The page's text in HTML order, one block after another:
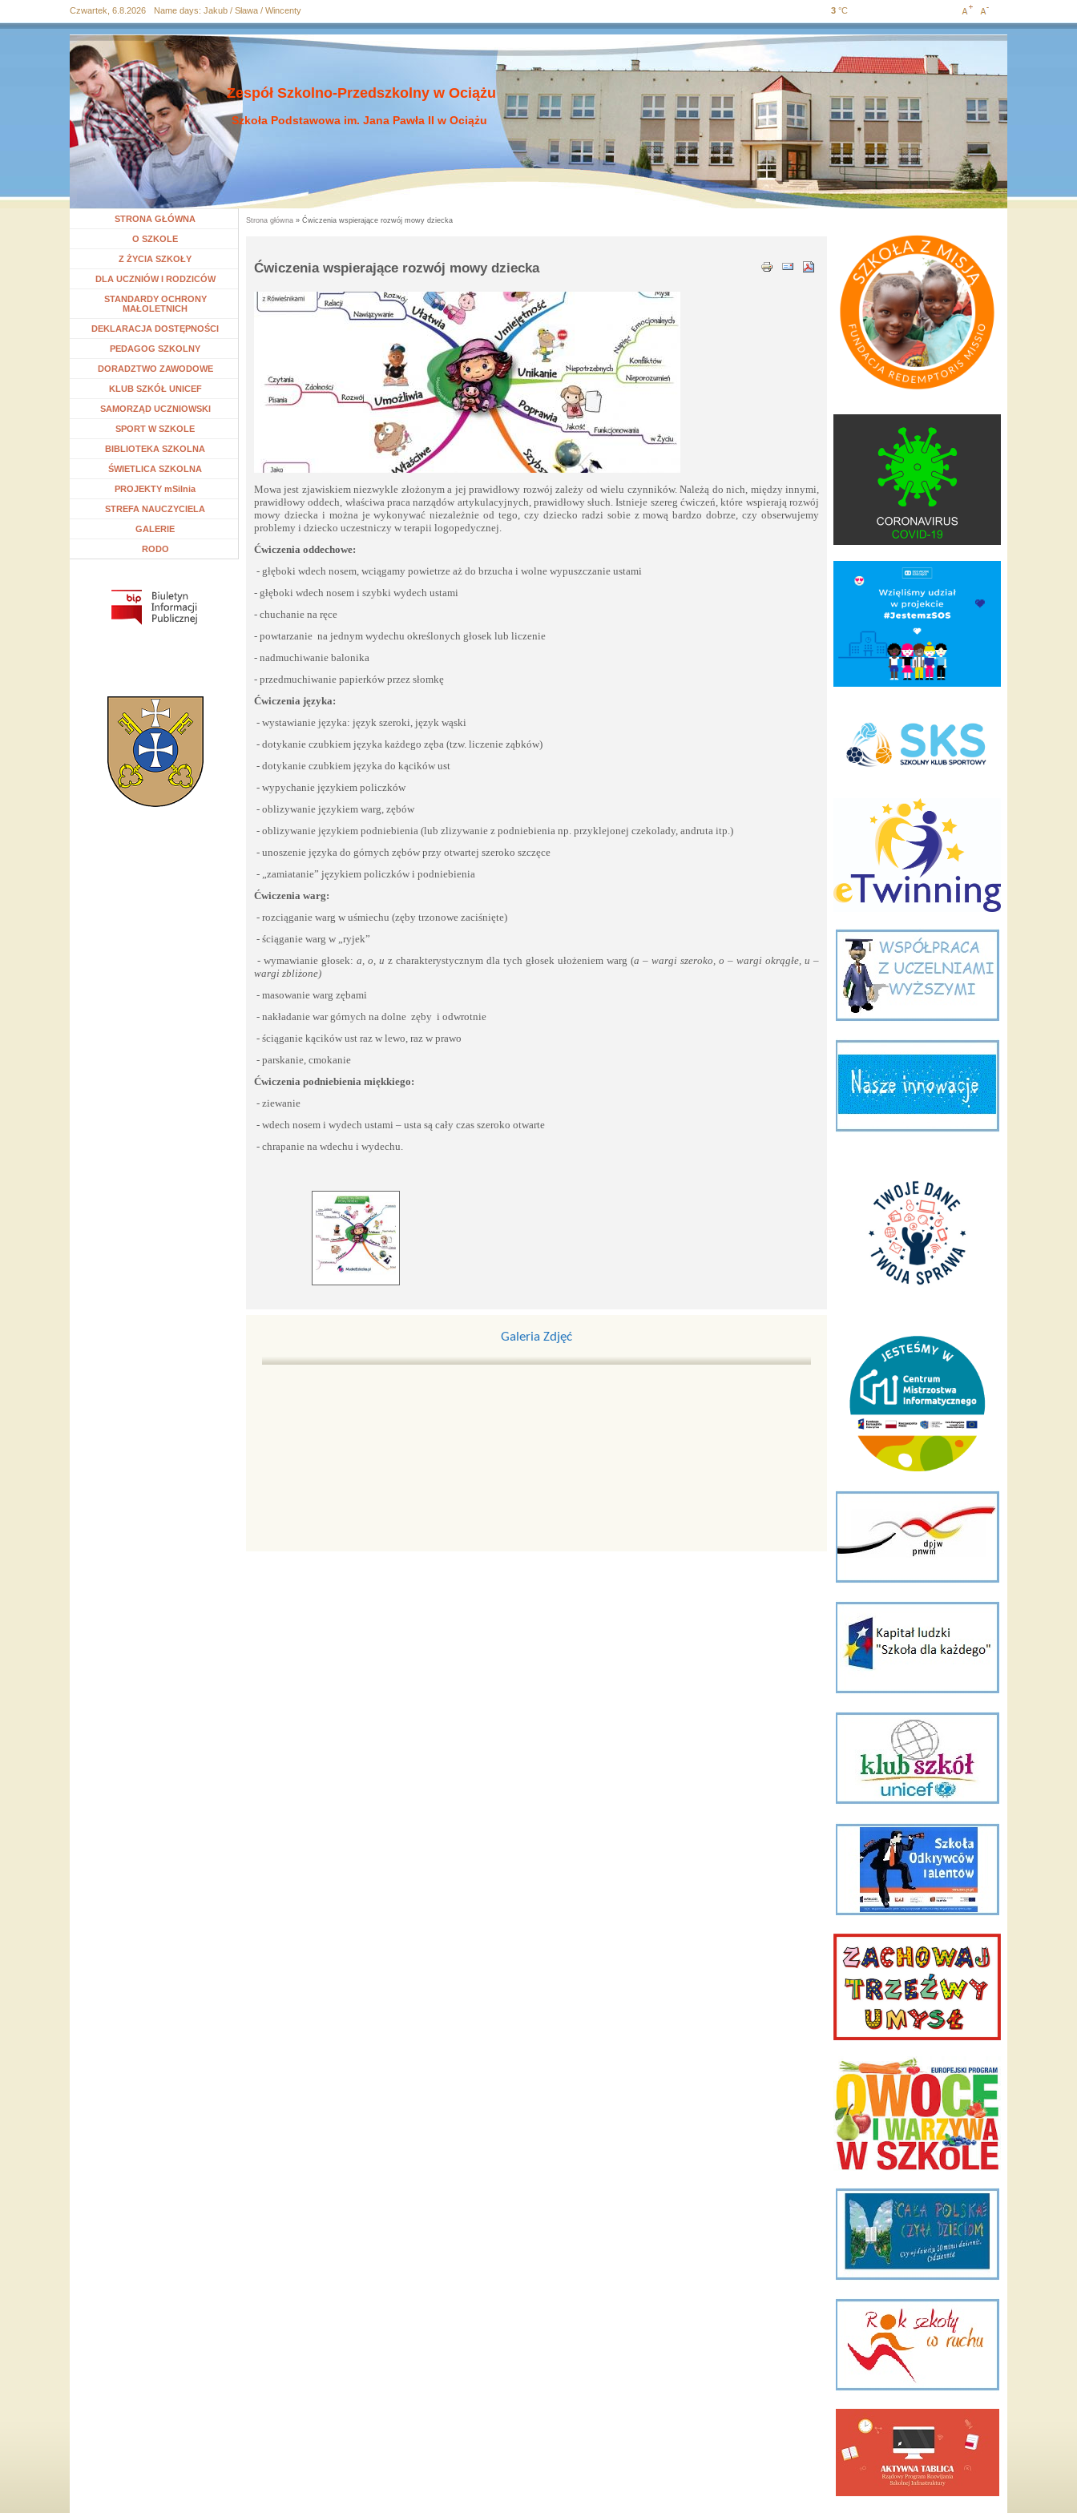
Przejdź
Przejdź do
wyszukiwania
Przejdź
Przejdź
Przejdź
Czwartek, 6.8.2026 Name days: Jakub / Sława / Wincenty 3 °C Increase
font size
Decrease
font size
Zespół Szkolno-Przedszkolny w Ociążu
Szkoła Podstawowa im. Jana Pawła II w Ociążu
STRONA GŁÓWNA
Rozwiń menu
O SZKOLE
Rozwiń menu
Z ŻYCIA SZKOŁY
Rozwiń menu
DLA UCZNIÓW I RODZICÓW
STANDARDY OCHRONY
MAŁOLETNICH
DEKLARACJA DOSTĘPNOŚCI
Rozwiń menu
PEDAGOG SZKOLNY
Rozwiń menu
DORADZTWO ZAWODOWE
Rozwiń menu
KLUB SZKÓŁ UNICEF
Rozwiń menu
SAMORZĄD UCZNIOWSKI
Rozwiń menu
SPORT W SZKOLE
Rozwiń menu
BIBLIOTEKA SZKOLNA
Rozwiń menu
ŚWIETLICA SZKOLNA
Rozwiń menu
PROJEKTY mSilnia
Rozwiń menu
STREFA NAUCZYCIELA
GALERIE
RODO
Strona główna » Ćwiczenia wspierające rozwój mowy dziecka
Ćwiczenia wspierające rozwój mowy dziecka
Mowa jest zjawiskiem niezwykle złożonym a jej prawidłowy rozwój zależy od wielu czynników. Należą do nich, między innymi,
prawidłowy oddech, właściwa praca narządów artykulacyjnych, prawidłowy słuch. Istnieje szereg ćwiczeń, które wspierają rozwój
mowy dziecka i można je wykonywać niezależnie od tego, czy dziecko radzi sobie z mową bardzo dobrze, czy obserwujemy
problemy i dziecko uczestniczy w terapii logopedycznej.
Ćwiczenia oddechowe:
- głęboki wdech nosem, wciągamy powietrze aż do brzucha i wolne wypuszczanie ustami
- głęboki wdech nosem i szybki wydech ustami
- chuchanie na ręce
- powtarzanie na jednym wydechu określonych głosek lub liczenie
- nadmuchiwanie balonika
- przedmuchiwanie papierków przez słomkę
Ćwiczenia języka:
- wystawianie języka: język szeroki, język wąski
- dotykanie czubkiem języka każdego zęba (tzw. liczenie ząbków)
- dotykanie czubkiem języka do kącików ust
- wypychanie językiem policzków
- oblizywanie językiem warg, zębów
- oblizywanie językiem podniebienia (lub zlizywanie z podniebienia np. przyklejonej czekolady, andruta itp.)
- unoszenie języka do górnych zębów przy otwartej szeroko szczęce
- „zamiatanie” językiem policzków i podniebienia
Ćwiczenia warg:
- rozciąganie warg w uśmiechu (zęby trzonowe zaciśnięte)
- ściąganie warg w „ryjek”
- wymawianie głosek: a, o, u z charakterystycznym dla tych głosek ułożeniem warg (a – wargi szeroko, o – wargi okrągłe, u –
wargi zbliżone)
- masowanie warg zębami
- nakładanie war górnych na dolne zęby i odwrotnie
- ściąganie kącików ust raz w lewo, raz w prawo
- parskanie, cmokanie
Ćwiczenia podniebienia miękkiego:
- ziewanie
- wdech nosem i wydech ustami – usta są cały czas szeroko otwarte
- chrapanie na wdechu i wydechu.
Galeria Zdjęć